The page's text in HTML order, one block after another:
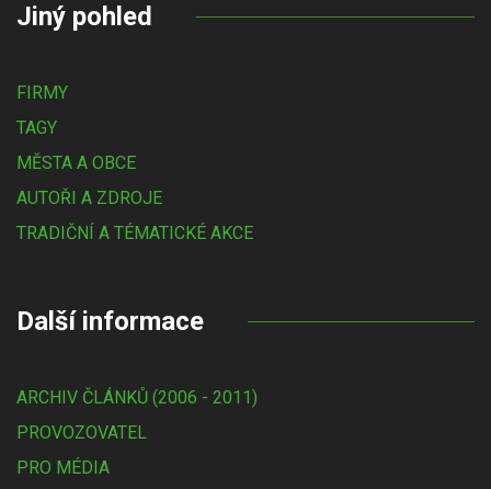
Jiný pohled
FIRMY
TAGY
MĚSTA A OBCE
AUTOŘI A ZDROJE
TRADIČNÍ A TÉMATICKÉ AKCE
Další informace
ARCHIV ČLÁNKŮ (2006 - 2011)
PROVOZOVATEL
PRO MÉDIA